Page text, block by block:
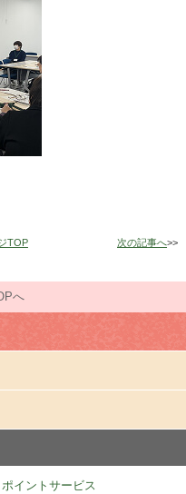
TOP 次の記事へ>>
へ
ポイントサービス